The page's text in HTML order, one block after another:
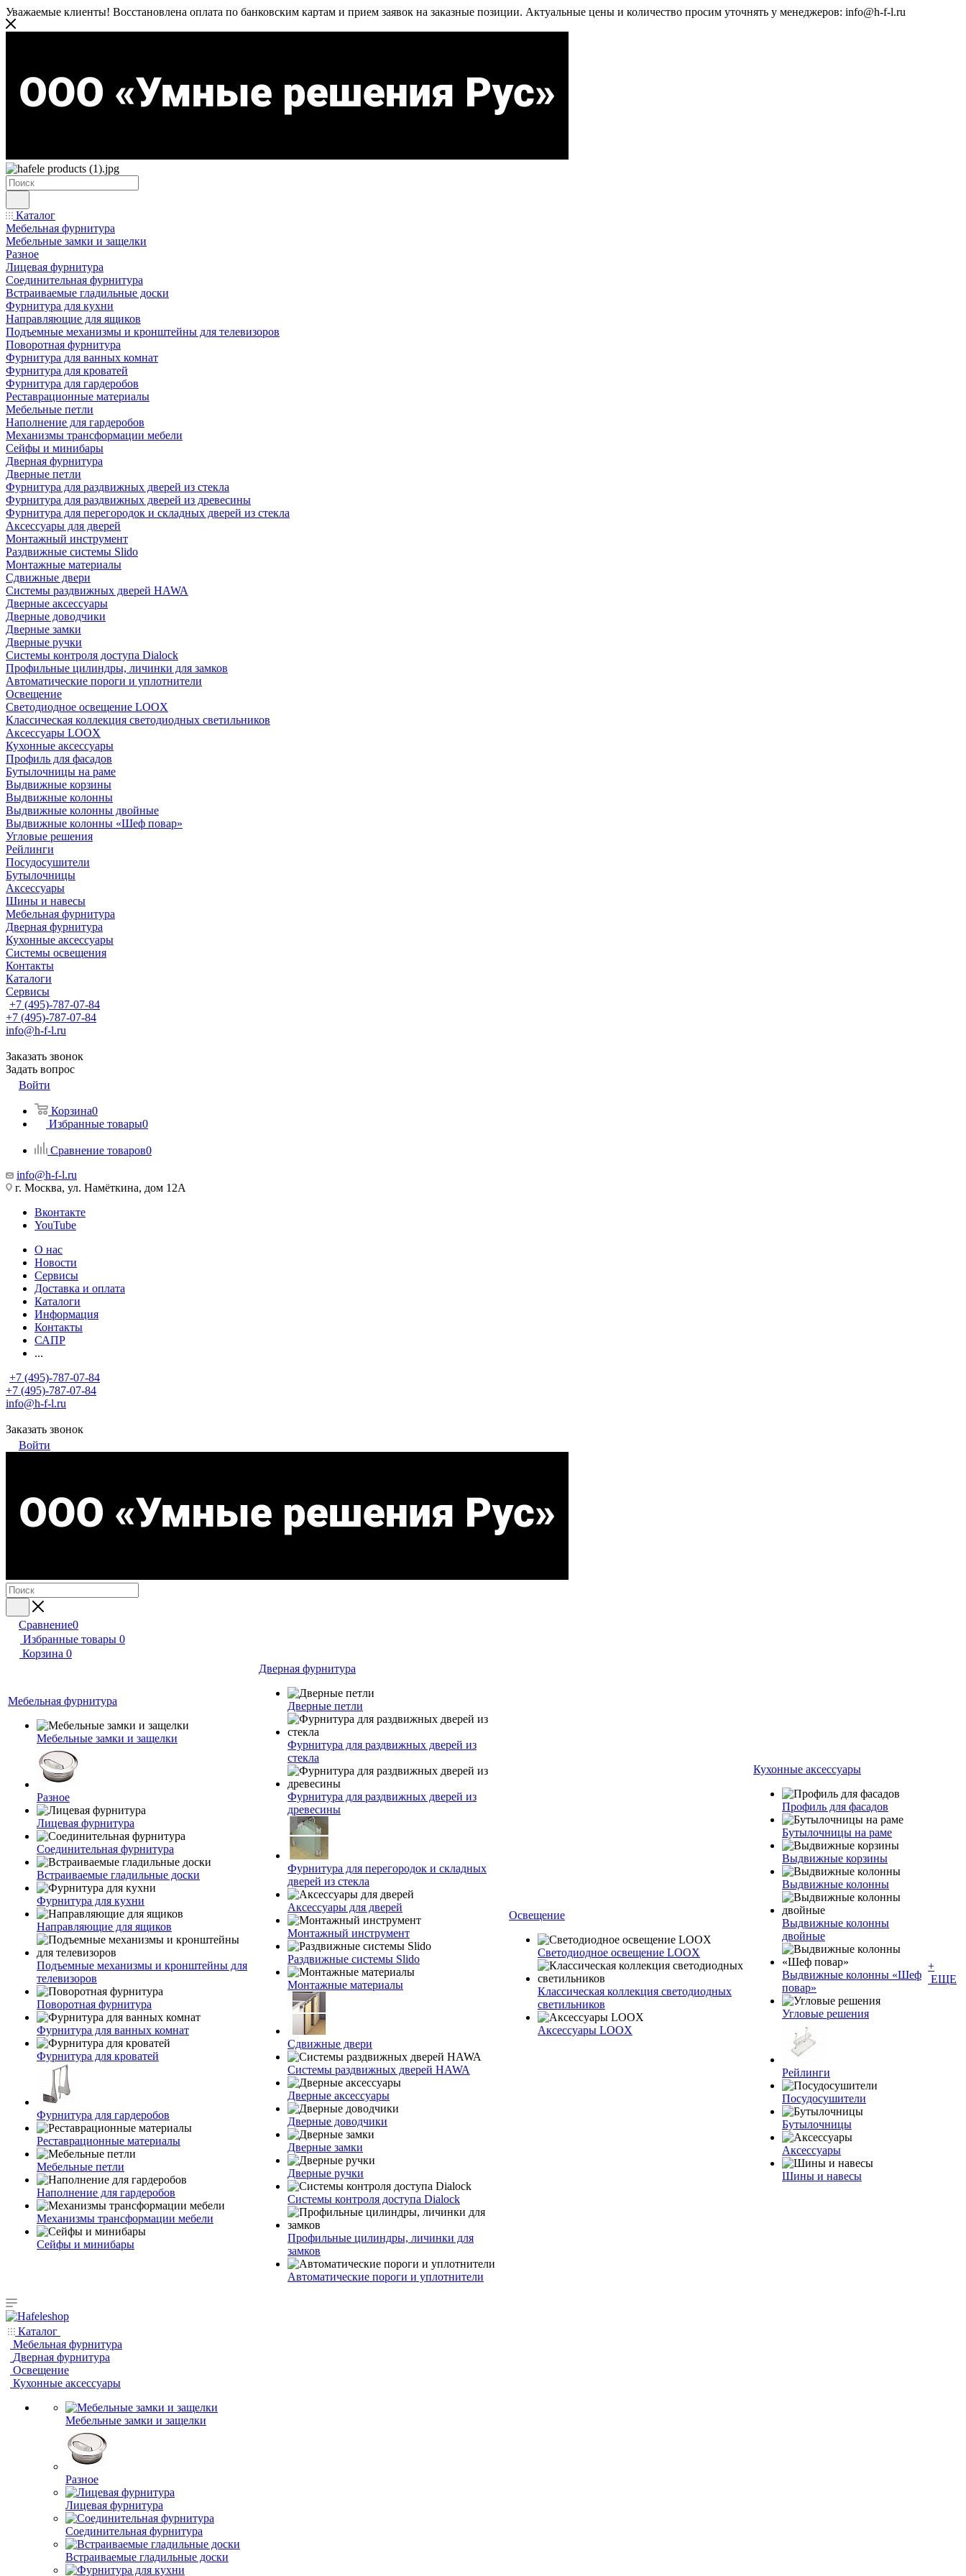
Уважаемые клиенты! Восстановлена оплата по банковским картам и прием заявок на заказные позиции. Актуальные цены и количество просим уточнять у менеджеров: info@h-f-l.ru
Каталог
Мебельная фурнитура
Мебельные замки и защелки
Разное
Лицевая фурнитура
Соединительная фурнитура
Встраиваемые гладильные доски
Фурнитура для кухни
Направляющие для ящиков
Подъемные механизмы и кронштейны для телевизоров
Поворотная фурнитура
Фурнитура для ванных комнат
Фурнитура для кроватей
Фурнитура для гардеробов
Реставрационные материалы
Мебельные петли
Наполнение для гардеробов
Механизмы трансформации мебели
Сейфы и минибары
Дверная фурнитура
Дверные петли
Фурнитура для раздвижных дверей из стекла
Фурнитура для раздвижных дверей из древесины
Фурнитура для перегородок и складных дверей из стекла
Аксессуары для дверей
Монтажный инструмент
Раздвижные системы Slido
Монтажные материалы
Сдвижные двери
Системы раздвижных дверей HAWA
Дверные аксессуары
Дверные доводчики
Дверные замки
Дверные ручки
Системы контроля доступа Dialock
Профильные цилиндры, личинки для замков
Автоматические пороги и уплотнители
Освещение
Светодиодное освещение LOOX
Классическая коллекция светодиодных светильников
Аксессуары LOOX
Кухонные аксессуары
Профиль для фасадов
Бутылочницы на раме
Выдвижные корзины
Выдвижные колонны
Выдвижные колонны двойные
Bыдвижные колонны «Шеф повар»
Угловые решения
Рейлинги
Посудосушители
Бутылочницы
Аксессуары
Шины и навесы
Мебельная фурнитура
Дверная фурнитура
Кухонные аксессуары
Системы освещения
Контакты
Каталоги
Сервисы
+7 (495)-787-07-84
+7 (495)-787-07-84
info@h-f-l.ru
Заказать звонок
Задать вопрос
Войти
Корзина0
Избранные товары0
Сравнение товаров0
info@h-f-l.ru
г. Москва, ул. Намёткина, дом 12А
Вконтакте
YouTube
О нас
Новости
Сервисы
Доставка и оплата
Каталоги
Информация
Контакты
САПР
...
+7 (495)-787-07-84
+7 (495)-787-07-84
info@h-f-l.ru
Заказать звонок
Войти
Сравнение0
Избранные товары 0
Корзина 0
Мебельная фурнитура
Мебельные замки и защелки
Разное
Лицевая фурнитура
Соединительная фурнитура
Встраиваемые гладильные доски
Фурнитура для кухни
Направляющие для ящиков
Подъемные механизмы и кронштейны для
телевизоров
Поворотная фурнитура
Фурнитура для ванных комнат
Фурнитура для кроватей
Фурнитура для гардеробов
Реставрационные материалы
Мебельные петли
Наполнение для гардеробов
Механизмы трансформации мебели
Сейфы и минибары
Дверная фурнитура
Дверные петли
Фурнитура для раздвижных дверей из
стекла
Фурнитура для раздвижных дверей из
древесины
Фурнитура для перегородок и складных
дверей из стекла
Аксессуары для дверей
Монтажный инструмент
Раздвижные системы Slido
Монтажные материалы
Сдвижные двери
Системы раздвижных дверей HAWA
Дверные аксессуары
Дверные доводчики
Дверные замки
Дверные ручки
Системы контроля доступа Dialock
Профильные цилиндры, личинки для
замков
Автоматические пороги и уплотнители
Освещение
Светодиодное освещение LOOX
Классическая коллекция светодиодных
светильников
Аксессуары LOOX
Кухонные аксессуары
Профиль для фасадов
Бутылочницы на раме
Выдвижные корзины
Выдвижные колонны
Выдвижные колонны
двойные
Bыдвижные колонны «Шеф
повар»
Угловые решения
Рейлинги
Посудосушители
Бутылочницы
Аксессуары
Шины и навесы
+
ЕЩЕ
Каталог
Мебельная фурнитура
Дверная фурнитура
Освещение
Кухонные аксессуары
Мебельные замки и защелки
Разное
Лицевая фурнитура
Соединительная фурнитура
Встраиваемые гладильные доски